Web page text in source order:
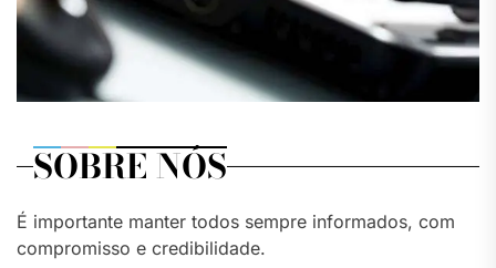
SOBRE NÓS
É importante manter todos sempre informados, com
compromisso e credibilidade.